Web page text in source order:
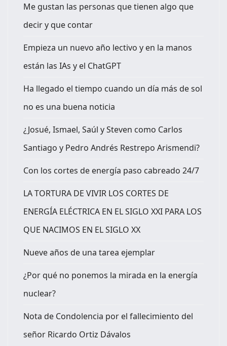
Me gustan las personas que tienen algo que
decir y que contar
Empieza un nuevo año lectivo y en la manos
están las IAs y el ChatGPT
Ha llegado el tiempo cuando un día más de sol
no es una buena noticia
¿Josué, Ismael, Saúl y Steven como Carlos
Santiago y Pedro Andrés Restrepo Arismendi?
Con los cortes de energía paso cabreado 24/7
LA TORTURA DE VIVIR LOS CORTES DE
ENERGÍA ELÉCTRICA EN EL SIGLO XXI PARA LOS
QUE NACIMOS EN EL SIGLO XX
Nueve años de una tarea ejemplar
¿Por qué no ponemos la mirada en la energía
nuclear?
Nota de Condolencia por el fallecimiento del
señor Ricardo Ortiz Dávalos